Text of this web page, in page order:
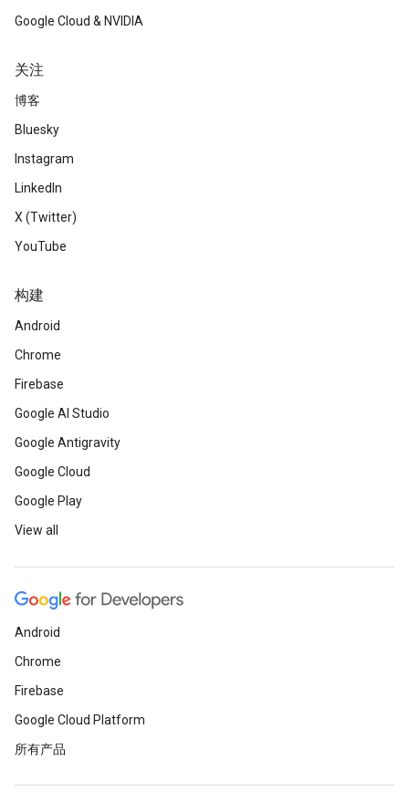
Google Cloud & NVIDIA
关注
博客
Bluesky
Instagram
LinkedIn
X (Twitter)
YouTube
构建
Android
Chrome
Firebase
Google AI Studio
Google Antigravity
Google Cloud
Google Play
View all
Android
Chrome
Firebase
Google Cloud Platform
所有产品